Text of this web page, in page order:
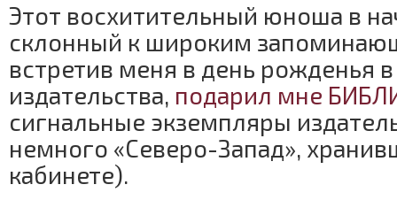
Этот восхитительный юноша в
склонный к широким
встретив меня в день рожденья
издательства, подарил мне
сигнальные экземпляры
немного «Северо-Запад»,
кабинете).